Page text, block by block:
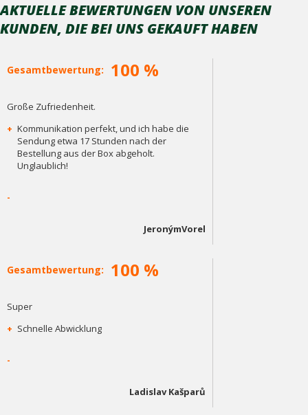
AKTUELLE BEWERTUNGEN VON UNSEREN
KUNDEN, DIE BEI ​​UNS GEKAUFT HABEN
Gesamtbewertung: 100 %
Große Zufriedenheit.
+ Kommunikation perfekt, und ich habe die
Sendung etwa 17 Stunden nach der
Bestellung aus der Box abgeholt.
Unglaublich!
-
JeronýmVorel
Gesamtbewertung: 100 %
Super
+ Schnelle Abwicklung
-
Ladislav Kašparů